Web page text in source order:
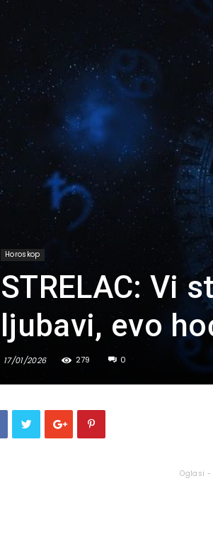
Horoskop
STRELAC: Vi
ljubavi, evo
17/01/2026 279 0
Oglasi